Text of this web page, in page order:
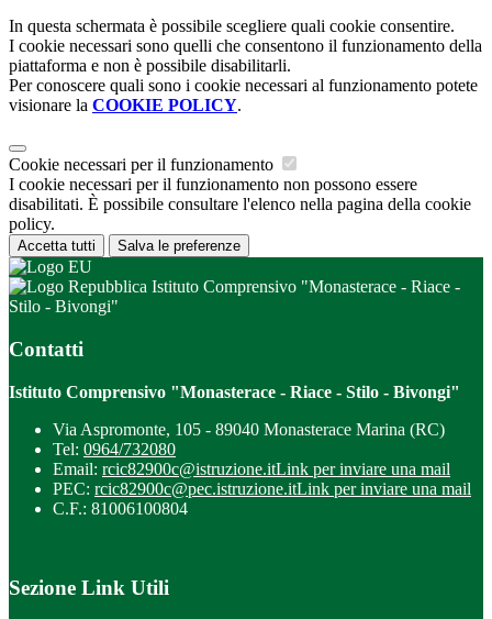
In questa schermata è possibile scegliere quali cookie consentire.
I cookie necessari sono quelli che consentono il funzionamento della
piattaforma e non è possibile disabilitarli.
Per conoscere quali sono i cookie necessari al funzionamento potete
visionare la COOKIE POLICY.
Cookie necessari per il funzionamento
I cookie necessari per il funzionamento non possono essere
disabilitati. È possibile consultare l'elenco nella pagina della cookie
policy.
Accetta tutti Salva le preferenze
Istituto Comprensivo "Monasterace - Riace -
Stilo - Bivongi"
Contatti
Istituto Comprensivo "Monasterace - Riace - Stilo - Bivongi"
Via Aspromonte, 105 - 89040 Monasterace Marina (RC)
Tel: 0964/732080
Email: rcic82900c@istruzione.itLink per inviare una mail
PEC: rcic82900c@pec.istruzione.itLink per inviare una mail
C.F.: 81006100804
Sezione Link Utili